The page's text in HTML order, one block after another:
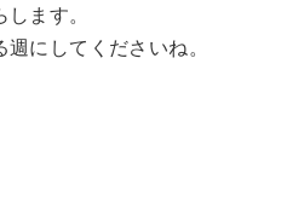
ます。
にしてくださいね。